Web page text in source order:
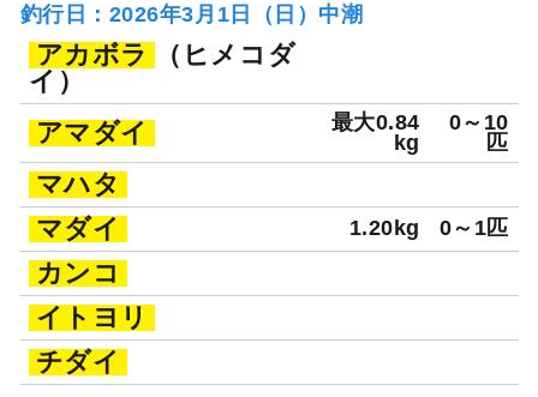
釣行日：2026年3月1日（日）中潮
アカボラ
（ヒメコダ
イ）
アマダイ
最大0.84
kg
0～10
匹
マハタ
マダイ
1.20kg 0～1匹
カンコ
イトヨリ
チダイ